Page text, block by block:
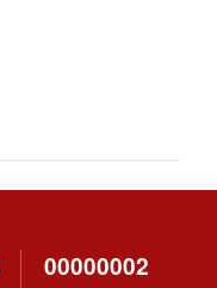
00000002